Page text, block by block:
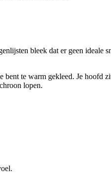
bleek dat er geen ideale
bent te warm gekleed. Je
lopen.